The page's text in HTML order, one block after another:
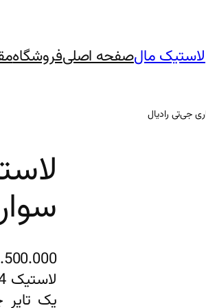
لاستیک مالصفحه اصلیفروشگاه
یک